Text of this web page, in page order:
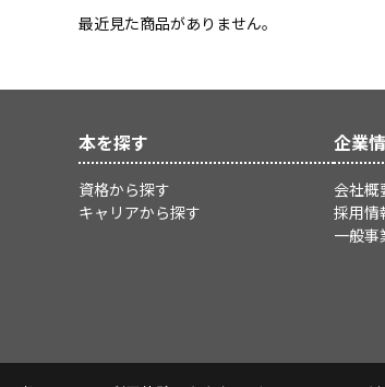
最近見た商品がありません。
本を探す
資格から探す
キャリアから探す
企業
会社概
採用情
一般事